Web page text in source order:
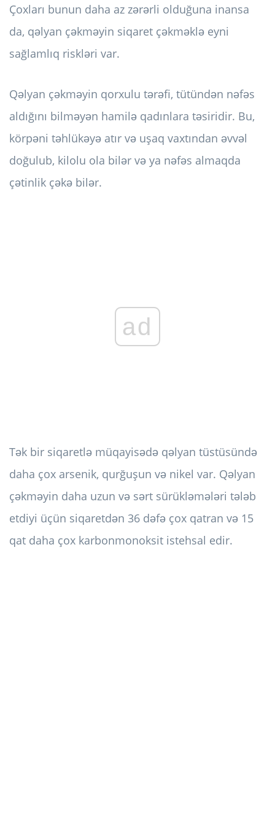
Çoxları bunun daha az zərərli olduğuna inansa
da, qəlyan çəkməyin siqaret çəkməklə eyni
sağlamlıq riskləri var.
Qəlyan çəkməyin qorxulu tərəfi, tütündən nəfəs
aldığını bilməyən hamilə qadınlara təsiridir. Bu,
körpəni təhlükəyə atır və uşaq vaxtından əvvəl
doğulub, kilolu ola bilər və ya nəfəs almaqda
çətinlik çəkə bilər.
ad
Tək bir siqaretlə müqayisədə qəlyan tüstüsündə
daha çox arsenik, qurğuşun və nikel var. Qəlyan
çəkməyin daha uzun və sərt sürükləmələri tələb
etdiyi üçün siqaretdən 36 dəfə çox qatran və 15
qat daha çox karbonmonoksit istehsal edir.